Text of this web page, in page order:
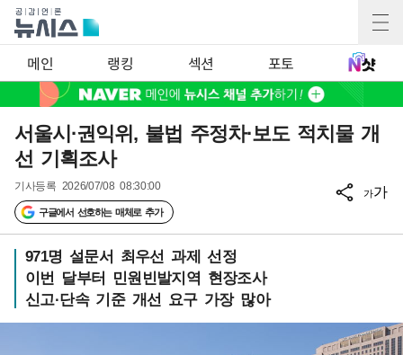
메인 랭킹 섹션 포토
서울시·권익위, 불법 주정차·보도 적치물 개
선 기획조사
기사등록 2026/07/08 08:30:00
구글에서 선호하는 매체로 추가
가가
971명 설문서 최우선 과제 선정
이번 달부터 민원빈발지역 현장조사
신고·단속 기준 개선 요구 가장 많아